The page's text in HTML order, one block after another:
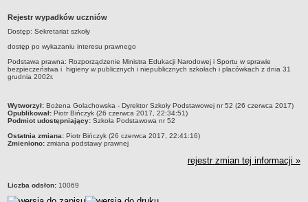
Zlikwidowane gimnazja
Przekształcone szkoły i placówki
Wielofunkcyjna Placówka
SPECJALNE OŚRODKI SZKOLNO-WYCHOWAWCZE
Specjalny Ośrodek nr 5
BURSA MIEJSKA
Dane podstawowe
Rejestr wypadków uczniów
Dostęp: Sekretariat szkoły
dostęp po wykazaniu interesu prawnego
Podstawa prawna: Rozporządzenie Ministra Edukacji Narodowej i Sportu w sprawie
bezpieczeństwa i higieny w publicznych i niepublicznych szkołach i placówkach z dnia 31
grudnia 2002r.
metryczka
Wytworzył: Bożena Golachowska - Dyrektor Szkoły Podstawowej nr 52 (26 czerwca 2017)
Opublikował: Piotr Bińczyk (26 czerwca 2017, 22:34:51)
Podmiot udostępniający: Szkoła Podstawowa nr 52
Ostatnia zmiana: Piotr Bińczyk (26 czerwca 2017, 22:41:16)
Zmieniono: zmiana podstawy prawnej
rejestr zmian tej informacji »
Liczba odsłon: 10069